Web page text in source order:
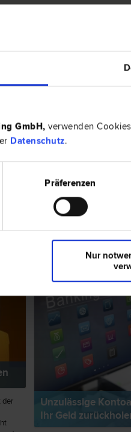
GmbH, verwenden
Datenschutz.
Präferenzen
Nur
in Steyr
LECHNER
| Arbeits­recht | Sozial­recht |
zum Thema
der
RECHTSNEWS
Unzulässige
Ihr Geld